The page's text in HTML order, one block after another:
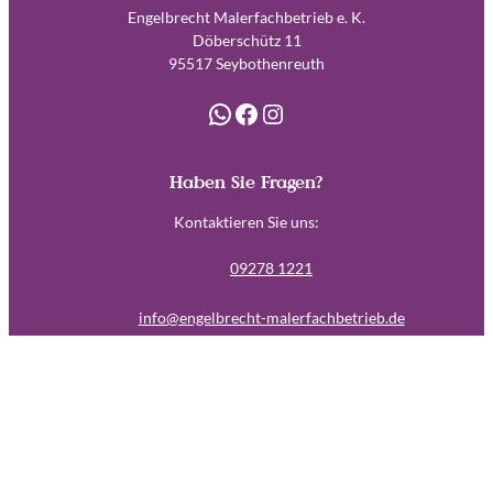
Engelbrecht Malerfachbetrieb e. K.
Döberschütz 11
95517 Seybothenreuth
WhatsApp Facebook Instagram
Haben Sie Fragen?
Kontaktieren Sie uns:
09278 1221
info@engelbrecht-malerfachbetrieb.de